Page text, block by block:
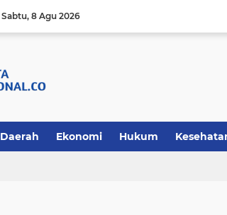
Sabtu 8 Agu 2026
Daerah Ekonomi Hukum